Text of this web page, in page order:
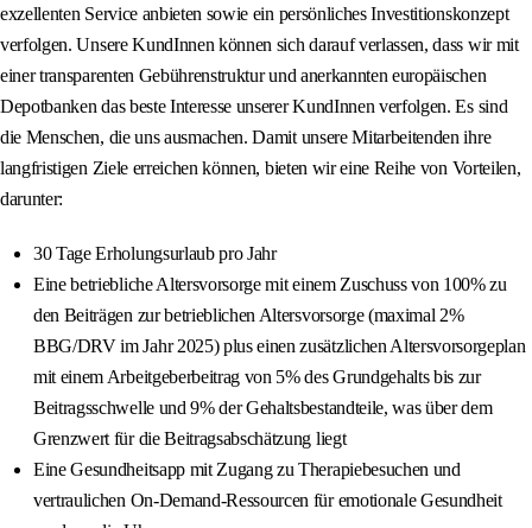
exzellenten Service anbieten sowie ein persönliches Investitionskonzept
verfolgen. Unsere KundInnen können sich darauf verlassen, dass wir mit
einer transparenten Gebührenstruktur und anerkannten europäischen
Depotbanken das beste Interesse unserer KundInnen verfolgen. Es sind
die Menschen, die uns ausmachen. Damit unsere Mitarbeitenden ihre
langfristigen Ziele erreichen können, bieten wir eine Reihe von Vorteilen,
darunter:
30 Tage Erholungsurlaub pro Jahr
Eine betriebliche Altersvorsorge mit einem Zuschuss von 100% zu
den Beiträgen zur betrieblichen Altersvorsorge (maximal 2%
BBG/DRV im Jahr 2025) plus einen zusätzlichen Altersvorsorgeplan
mit einem Arbeitgeberbeitrag von 5% des Grundgehalts bis zur
Beitragsschwelle und 9% der Gehaltsbestandteile, was über dem
Grenzwert für die Beitragsabschätzung liegt
Eine Gesundheitsapp mit Zugang zu Therapiebesuchen und
vertraulichen On-Demand-Ressourcen für emotionale Gesundheit